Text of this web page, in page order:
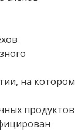
на котором
продуктов